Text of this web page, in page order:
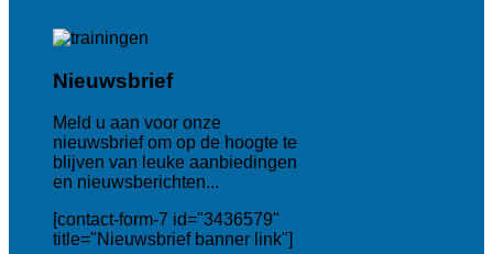
Nieuwsbrief
Meld u aan voor onze
nieuwsbrief om op de hoogte te
blijven van leuke aanbiedingen
en nieuwsberichten...
[contact-form-7 id="3436579"
title="Nieuwsbrief banner link"]